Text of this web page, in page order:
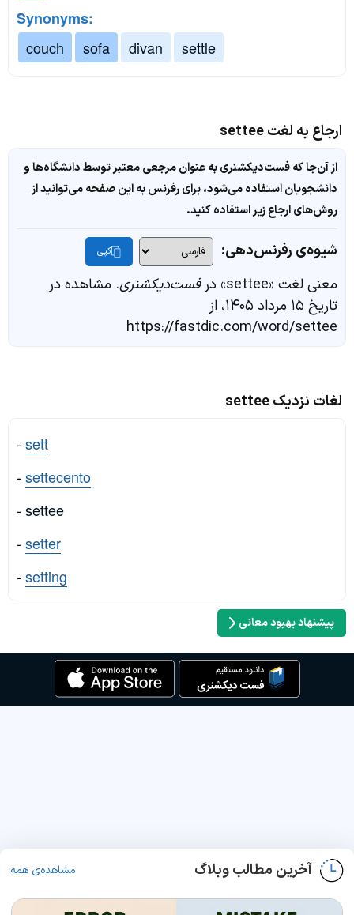
Synonyms:
couch
sofa divan settle
ارجاع به لغت settee
از آن‌جا که فست‌دیکشنری به عنوان مرجعی معتبر توسط دانشگاه‌ها و
دانشجویان استفاده می‌شود، برای رفرنس به این صفحه می‌توانید از
روش‌های ارجاع زیر استفاده کنید.
شیوه‌ی رفرنس‌دهی: کپی
معنی لغت «settee» در فست‌دیکشنری. مشاهده در
تاریخ ۱۵ مرداد ۱۴۰۵، از
https://fastdic.com/word/settee
لغات نزدیک settee
-sett
-settecento
- settee
-setter
-setting
پیشنهاد بهبود معانی
آخرین مطالب وبلاگ مشاهده‌ی همه